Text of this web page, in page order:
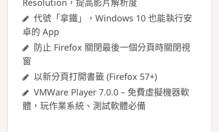
Resolution，提高影片解析度
代號「拿鐵」，Windows 10 也能執行安
卓的 App
防止 Firefox 關閉最後一個分頁時關閉視
窗
以新分頁打開書籤 (Firefox 57+)
VMWare Player 7.0.0 – 免費虛擬機器軟
體，玩作業系統、測試軟體必備